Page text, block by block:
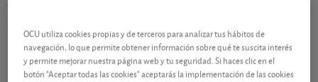
Contenido reservado a SOCIOS
OCU utiliza cookies propias y de terceros para analizar tus hábitos de
navegación, lo que permite obtener información sobre qué te suscita interés
y permite mejorar nuestra página web y tu seguridad. Si haces clic en el
botón "Aceptar todas las cookies" aceptarás la implementación de las cookies